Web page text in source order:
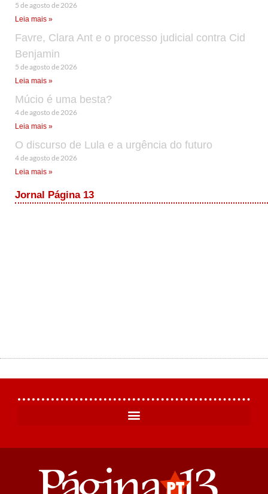
5 de agosto de 2026
Leia mais »
Favre, Clara Ant e o processo judicial contra Cid
Benjamin
5 de agosto de 2026
Leia mais »
Múcio é uma besta?
4 de agosto de 2026
Leia mais »
O discurso de Lula e a urgência do futuro
4 de agosto de 2026
Leia mais »
Jornal Página 13